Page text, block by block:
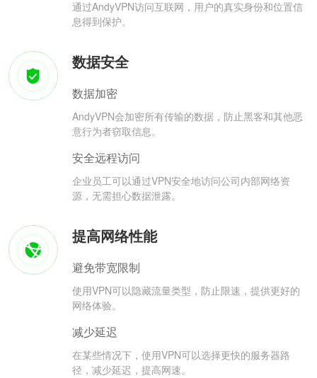
通过AndyVPN访问互联网，用户的真实身份和位置信
息得到保护。
数据安全
数据加密
AndyVPN会加密所有传输的数据，防止黑客和其他恶
意行为者窃取信息。
安全远程访问
企业员工可以通过VPN安全地访问公司内部网络资
源，无需担心数据泄露。
提高网络性能
避免带宽限制
使用VPN可以隐藏流量类型，防止限速，提供更好的
网络体验。
减少延迟
在某些情况下，使用VPN可以选择更快的服务器路
径，减少延迟，提高网速。